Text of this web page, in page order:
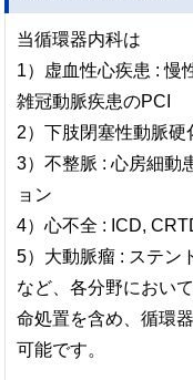
当循環器内科は
1）虚血性心疾患 : 慢
雑冠動脈疾患のPCI
2）下肢閉塞性動脈
3）不整脈 : 心房細動
ョン
4）心不全 : ICD,
5）大動脈瘤 : ステン
など、各分野におい
命処置を含め、循環
可能です。